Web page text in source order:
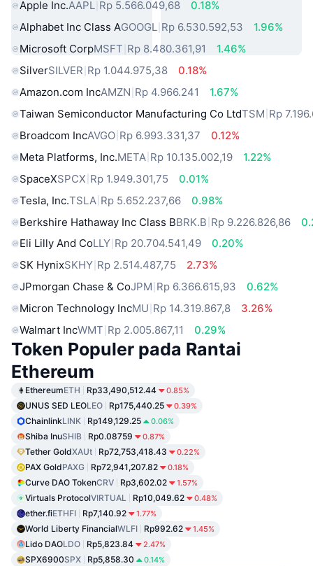
Apple Inc.AAPL Rp 5.566.049,68
0.18%
Alphabet Inc Class AGOOGL Rp 6.530.592,53
1.96%
Microsoft CorpMSFT Rp 8.480.361,91
1.46%
SilverSILVER Rp 1.044.975,38
0.18%
Amazon.com IncAMZN Rp 4.966.241
1.67%
Taiwan Semiconductor Manufacturing Co LtdTSM Rp
Broadcom IncAVGO Rp 6.993.331,37
0.12%
Meta Platforms, Inc.META Rp 10.135.002,19
1.22%
SpaceXSPCX Rp 1.949.301,75
0.01%
Tesla, Inc.TSLA Rp 5.652.237,66
0.98%
Berkshire Hathaway Inc Class BBRK.B Rp 9.226.826,86
Eli Lilly And CoLLY Rp 20.704.541,49
0.20%
SK HynixSKHY Rp 2.514.487,75
2.73%
JPmorgan Chase & CoJPM Rp 6.366.615,93
0.62%
Micron Technology IncMU Rp 14.319.867,8
3.26%
Walmart IncWMT Rp 2.005.867,11 0.29%
Token Populer pada Rantai
Ethereum
EthereumETH Rp33,490,512.44 0.85%
UNUS SED LEOLEO Rp175,440.25 0.39%
ChainlinkLINK Rp149,129.25 0.06%
Shiba InuSHIB Rp0.08759 0.87%
Tether GoldXAUt Rp72,753,418.43 0.22%
PAX GoldPAXG Rp72,941,207.82 0.18%
Curve DAO TokenCRV Rp3,602.02 1.57%
Virtuals ProtocolVIRTUAL Rp10,049.62 0.48%
ether.fiETHFI Rp7,140.92 1.77%
World Liberty FinancialWLFI Rp992.62 1.45%
Lido DAOLDO Rp5,823.84 2.47%
SPX6900SPX Rp5,858.30 0.14%